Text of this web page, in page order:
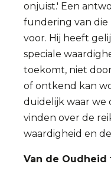
onjuist.' Een
fundering van
voor. Hij heeft
speciale
toekomt, niet
of ontkend kan
duidelijk waar we
vinden over de
waardigheid en
Van de Oudheid